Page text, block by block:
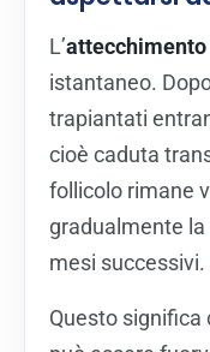
L’
istantaneo.
trapiantati
cioè caduta
follicolo rimane
gradualmente
mesi successivi.
Questo significa